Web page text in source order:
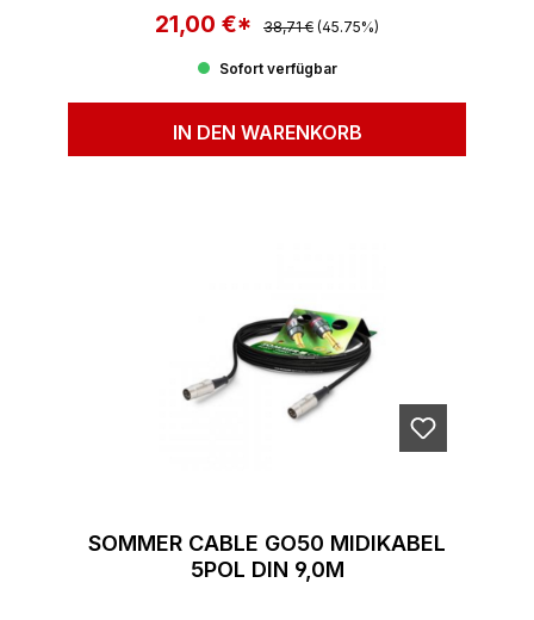
Verkaufspreis:
21,00 €* Regulärer Preis:
38,71 € (45.75%)
Sofort verfügbar
IN DEN WARENKORB
SOMMER CABLE GO50 MIDIKABEL
5POL DIN 9,0M